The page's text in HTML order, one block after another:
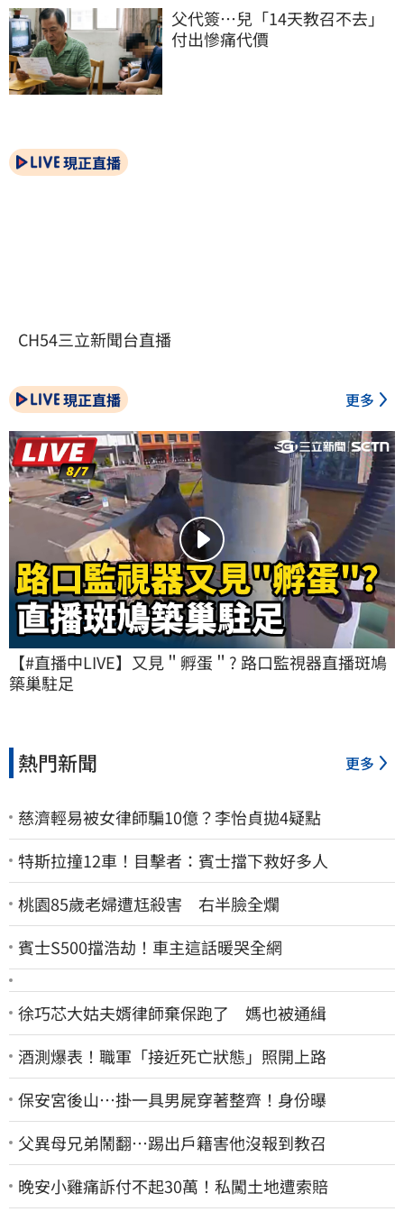
父代簽…兒「14天教召不去」
付出慘痛代價
現正直播
CH54三立新聞台直播
現正直播 更多
【#直播中LIVE】又見＂孵蛋＂? 路口監視器直播斑鳩
築巢駐足
熱門新聞 更多
慈濟輕易被女律師騙10億？李怡貞拋4疑點
特斯拉撞12車！目擊者：賓士擋下救好多人
桃園85歲老婦遭尪殺害 右半臉全爛
賓士S500擋浩劫！車主這話暖哭全網
徐巧芯大姑夫婿律師棄保跑了 媽也被通緝
酒測爆表！職軍「接近死亡狀態」照開上路
保安宮後山…掛一具男屍穿著整齊！身份曝
父異母兄弟鬧翻…踢出戶籍害他沒報到教召
晚安小雞痛訴付不起30萬！私闖土地遭索賠